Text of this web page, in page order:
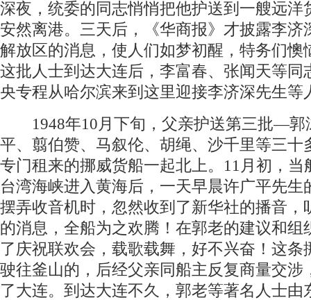
深夜，统委的同志悄悄把他护送到一艘远洋
安然离港。三天后，《华商报》才披露李济
解放区的消息，使人们如梦初醒，特务们懊
这批人士到达大连后，李富春、张闻天等同
央专程从哈尔滨来到这里迎接李济深先生等
1948年10月下旬，父亲护送第三批—郭
平、翦伯赞、马叙伦、胡绳、沙千里等三十
专门租来的挪威货船一起北上。11月初，当
台湾海峡进入黄海后，一天早晨许广平先生
摆弄收音机时，忽然收到了新华社的播音，
的消息，全船为之欢腾！在郭老的建议和组
了庆祝联欢会，载歌载舞，好不兴奋！这条
驶往釜山的，后经父亲同船主反复商量交涉
了大连。到达大连不久，郭老等著名人士由